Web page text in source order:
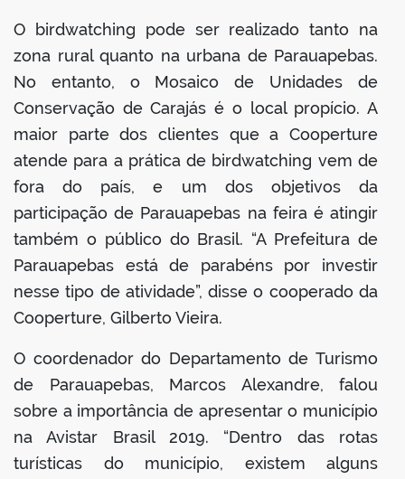
O birdwatching pode ser realizado tanto na
zona rural quanto na urbana de Parauapebas.
No entanto, o Mosaico de Unidades de
Conservação de Carajás é o local propício. A
maior parte dos clientes que a Cooperture
atende para a prática de birdwatching vem de
fora do país, e um dos objetivos da
participação de Parauapebas na feira é atingir
também o público do Brasil. “A Prefeitura de
Parauapebas está de parabéns por investir
nesse tipo de atividade”, disse o cooperado da
Cooperture, Gilberto Vieira.
O coordenador do Departamento de Turismo
de Parauapebas, Marcos Alexandre, falou
sobre a importância de apresentar o município
na Avistar Brasil 2019. “Dentro das rotas
turísticas do município, existem alguns